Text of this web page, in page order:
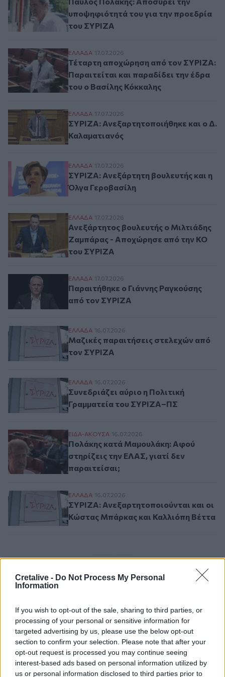
Cretalive - Do Not Process My Personal
Information
If you wish to opt-out of the sale, sharing to third parties, or
processing of your personal or sensitive information for
targeted advertising by us, please use the below opt-out
section to confirm your selection. Please note that after your
opt-out request is processed you may continue seeing
interest-based ads based on personal information utilized by
us or personal information disclosed to third parties prior to
υποψηφιότητά του για την προεδρία
του ΣΥΡΙΖΑ
Τέταρτη αποχώρηση από τον ΣΥΡΙΖΑ:
ΕΛΛAΔΑ 17.07.2026
Τέταρτη αποχώρηση από τον ΣΥΡΙΖΑ:
Παραιτείται και παραδίδει την έδρα
του ο Βασίλης Κόκκαλης
ΣΥΡΙΖΑ: Ανεξαρτητοποιήθηκε και ο Δ.
ΕΛΛAΔΑ 17.07.2026
ΣΥΡΙΖΑ: Ανεξαρτητοποιήθηκε και ο Δ.
Καλαματιανός
ΣΥΡΙΖΑ: Ανεξάρτητη βουλευτής και η
ΕΛΛAΔΑ 17.07.2026
ΣΥΡΙΖΑ: Ανεξάρτητη βουλευτής και η
Όλγα Γεροβασίλη
Ανεξάρτητος βουλευτής ο Μιλτιάδης
ΕΛΛAΔΑ 17.07.2026
Ανεξάρτητος βουλευτής ο Μιλτιάδης
Ζαμπάρας - Αποχώρησε από την ΚΟ
του ΣΥΡΙΖΑ
Παραιτήθηκε ο Γιάννης Ραγκούσης από
ΕΛΛAΔΑ 17.07.2026
Παραιτήθηκε ο Γιάννης Ραγκούσης
από τον ΣΥΡΙΖΑ
Μαζικές παραιτήσεις στελεχών από τον
ΕΛΛAΔΑ 16.07.2026
Μαζικές παραιτήσεις στελεχών από
τον ΣΥΡΙΖΑ
Συνεδριάζει αύριο η Πολιτική
ΕΛΛAΔΑ 16.07.2026
Συνεδριάζει αύριο η Πολιτική
Γραμματεία του ΣΥΡΙΖΑ–ΠΣ
Πολάκης κατά Μαμουλάκη: Αφού
ΕΙΔΑ-ΑΚΟΥΣΑ 16.07.2026
Πολάκης κατά Μαμουλάκη: Αφού
στηρίζεις την ΕΛΑΣ, γιατί δεν
παραιτείσαι;
ΣΥΡΙΖΑ: Ανεξαρτητοποιούνται και οι
ΕΛΛAΔΑ 16.07.2026
ΣΥΡΙΖΑ: Ανεξαρτητοποιούνται και οι
Κώστας Μπάρκας και Καλλιόπη Βέττα
Σελιδοποίηση
Ροή ειδήσεων Δημοφιλή
18:40
Οροπέδιο Λασιθίου: Στην τελική ευθεία για τους 45ους
Δικταίους Αγώνες